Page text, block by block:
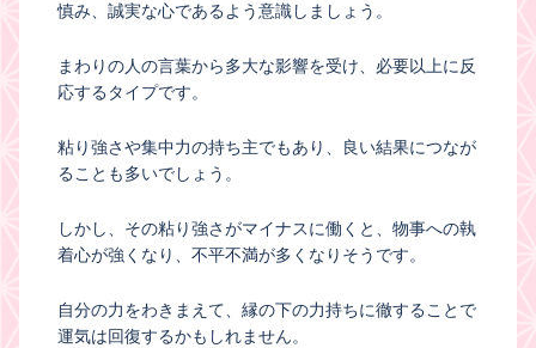
慎み、誠実な心であるよう意識しましょう。
まわりの人の言葉から多大な影響を受け、必要以上に反
応するタイプです。
粘り強さや集中力の持ち主でもあり、良い結果につなが
ることも多いでしょう。
しかし、その粘り強さがマイナスに働くと、物事への執
着心が強くなり、不平不満が多くなりそうです。
自分の力をわきまえて、縁の下の力持ちに徹することで
運気は回復するかもしれません。